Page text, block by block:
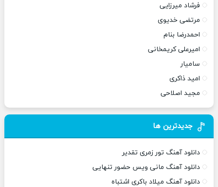
فرشاد میرزایی
مرتضی خدیوی
احمدرضا بنام
امیرعلی کریمخانی
سامیار
امید ذاکری
مجید اصلاحی
جدیدترین ها
دانلود آهنگ تور زمری تقدیر
دانلود آهنگ مانی ویس حضور تنهایی
دانلود آهنگ میلاد باکری اشتباه